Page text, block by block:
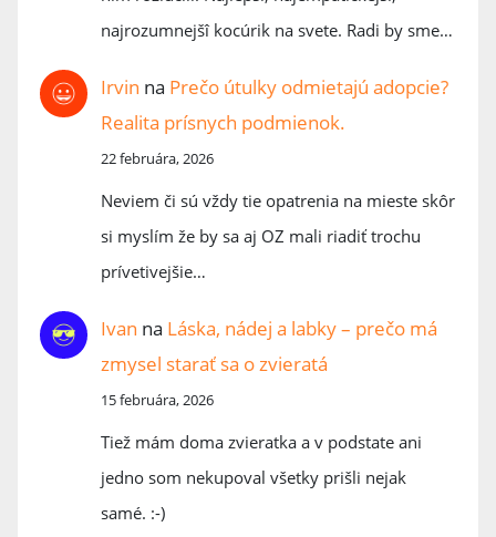
najrozumnejšî kocúrik na svete. Radi by sme…
Irvin na Prečo útulky odmietajú adopcie?
Realita prísnych podmienok.
22 februára, 2026
Neviem či sú vždy tie opatrenia na mieste skôr
si myslím že by sa aj OZ mali riadiť trochu
prívetivejšie…
Ivan na Láska, nádej a labky – prečo má
zmysel starať sa o zvieratá
15 februára, 2026
Tiež mám doma zvieratka a v podstate ani
jedno som nekupoval všetky prišli nejak
samé. :-)